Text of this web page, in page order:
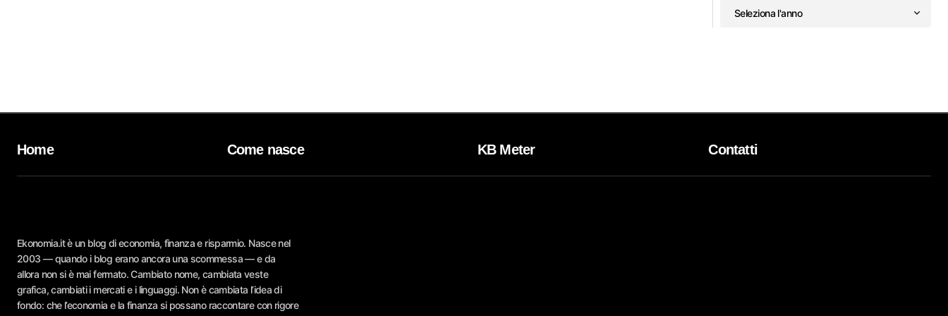
Ekonomia.it è un blog di economia, finanza e risparmio. Nasce nel
2003 — quando i blog erano ancora una scommessa — e da
allora non si è mai fermato. Cambiato nome, cambiata veste
grafica, cambiati i mercati e i linguaggi. Non è cambiata l’idea di
fondo: che l’economia e la finanza si possano raccontare con rigore
Home Come nasce KB Meter Contatti